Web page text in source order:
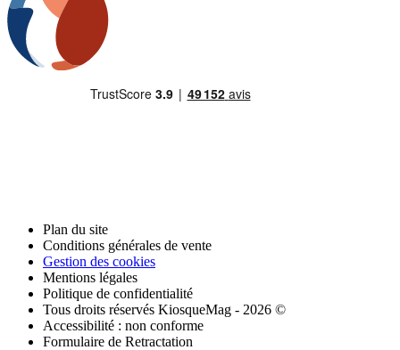
Plan du site
Conditions générales de vente
Gestion des cookies
Mentions légales
Politique de confidentialité
Tous droits réservés KiosqueMag - 2026 ©
Accessibilité : non conforme
Formulaire de Retractation